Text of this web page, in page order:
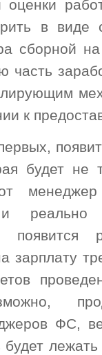
в виде
сборной
часть
к
будет не
менеджер
реально
появится
зарплату
ФС,
будет